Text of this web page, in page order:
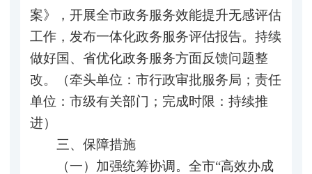
案》，开展全市政务服务效能提升无感评估
工作，发布一体化政务服务评估报告。持续
做好国、省优化政务服务方面反馈问题整
改。（牵头单位：市行政审批服务局；责任
单位：市级有关部门；完成时限：持续推
进）
三、保障措施
（一）加强统筹协调。全市“高效办成